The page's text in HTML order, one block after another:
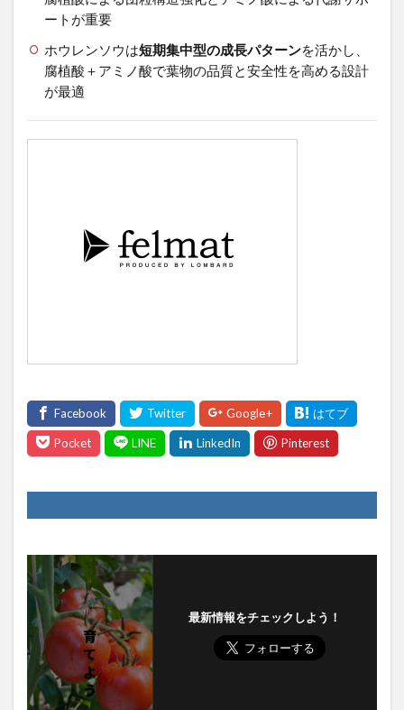
ートが重要
ホウレンソウは短期集中型の成長パターンを活かし、
腐植酸＋アミノ酸で葉物の品質と安全性を高める設計
が最適
最新情報をチェックしよう！